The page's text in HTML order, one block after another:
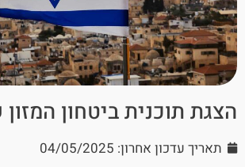
הצגת תוכנית ביטחון
תאריך עדכון אחרון: 04/05/2025